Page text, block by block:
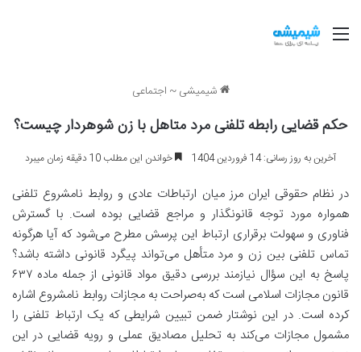
منو
شیمیشی ~ اجتماعی
حکم قضایی رابطه تلفنی مرد متاهل با زن شوهردار چیست؟
آخرین به روز رسانی: 14 فروردین 1404 خواندن این مطلب 10 دقیقه زمان میبرد
در نظام حقوقی ایران مرز میان ارتباطات عادی و روابط نامشروع تلفنی
همواره مورد توجه قانونگذار و مراجع قضایی بوده است. با گسترش
فناوری و سهولت برقراری ارتباط این پرسش مطرح می‌شود که آیا هرگونه
تماس تلفنی بین زن و مرد متأهل می‌تواند پیگرد قانونی داشته باشد؟
پاسخ به این سؤال نیازمند بررسی دقیق مواد قانونی از جمله ماده ۶۳۷
قانون مجازات اسلامی است که به‌صراحت به مجازات روابط نامشروع اشاره
کرده است. در این نوشتار ضمن تبیین شرایطی که یک ارتباط تلفنی را
مشمول مجازات می‌کند به تحلیل مصادیق عملی و رویه قضایی در این